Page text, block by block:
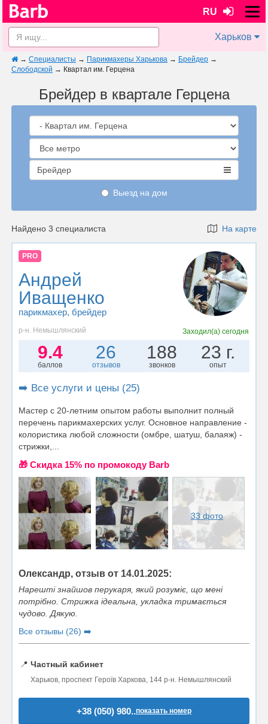
RU
Харьков
→ Специалисты → Парикмахеры Харькова → Брейдер →
Слободской → Квартал им. Герцена
Брейдер в квартале Герцена
Брейдер
Выезд на дом
Найдено 3 специалиста На карте
PRO
Андрей
Иващенко
парикмахер, брейдер
р-н. Немышлянский Заходил(а) сегодня
9.4
баллов
26
отзывов
188
звонков
23 г.
опыт
➡️ Все услуги и цены (25)
Мастер с 20-летним опытом работы выполнит полный
перечень парикмахерских услуг. Основное направление -
колористика любой сложности (омбре, шатуш, балаяж) -
стрижки,...
🎁 Cкидка 15% по промокоду Barb
33 фото
Олександр, отзыв от 14.01.2025:
Нарешті знайшов перукаря, який розуміє, що мені
потрібно. Стрижка ідеальна, укладка тримається
чудово. Дякую.
Все отзывы (26) ➡️
📍 Частный кабинет
Харьков, проспект Героїв Харкова, 144 р-н. Немышлянский
+38 (050) 980..показать номер